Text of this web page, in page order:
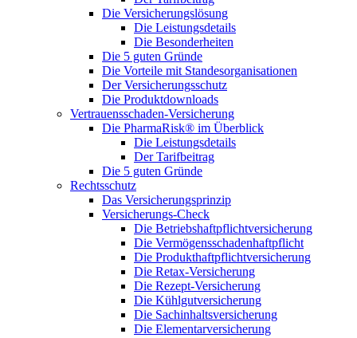
Die Versicherungslösung
Die Leistungsdetails
Die Besonderheiten
Die 5 guten Gründe
Die Vorteile mit Standesorganisationen
Der Versicherungsschutz
Die Produktdownloads
Vertrauensschaden-Versicherung
Die PharmaRisk® im Überblick
Die Leistungsdetails
Der Tarifbeitrag
Die 5 guten Gründe
Rechtsschutz
Das Versicherungsprinzip
Versicherungs-Check
Die Betriebshaftpflichtversicherung
Die Vermögensschadenhaftpflicht
Die Produkthaftpflichtversicherung
Die Retax-Versicherung
Die Rezept-Versicherung
Die Kühlgutversicherung
Die Sachinhaltsversicherung
Die Elementarversicherung